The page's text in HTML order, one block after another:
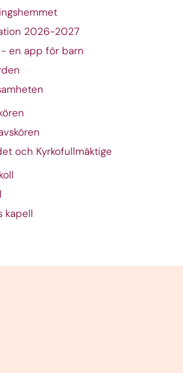
2026-2027
- en app för barn
och Kyrkofullmäktige
kapell